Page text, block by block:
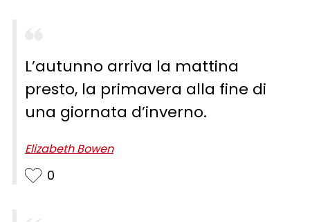
L’autunno arriva la mattina
presto, la primavera alla fine di
una giornata d’inverno.
Elizabeth Bowen
0